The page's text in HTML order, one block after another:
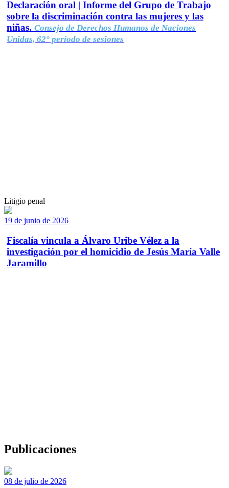
Declaración oral | Informe del Grupo de Trabajo
sobre la discriminación contra las mujeres y las
niñas. Consejo de Derechos Humanos de Naciones
Unidas, 62° período de sesiones
Litigio penal
19 de junio de 2026
Fiscalía vincula a Álvaro Uribe Vélez a la
investigación por el homicidio de Jesús María Valle
Jaramillo
Publicaciones
08 de julio de 2026